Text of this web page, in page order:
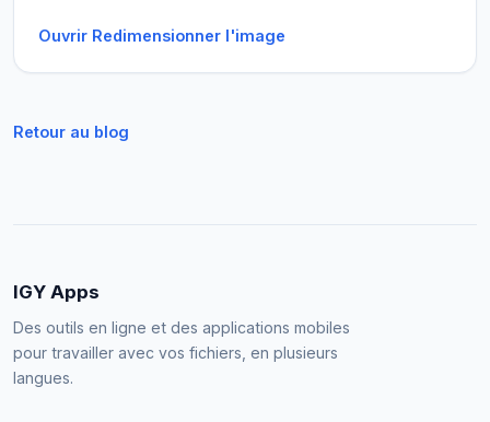
Ouvrir Redimensionner l'image
Retour au blog
IGY Apps
Des outils en ligne et des applications mobiles
pour travailler avec vos fichiers, en plusieurs
langues.